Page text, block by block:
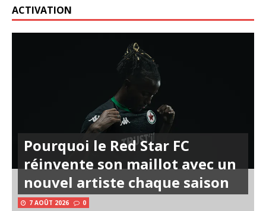
ACTIVATION
Pourquoi le Red Star FC
réinvente son maillot avec un
nouvel artiste chaque saison
7 AOÛT 2026 0